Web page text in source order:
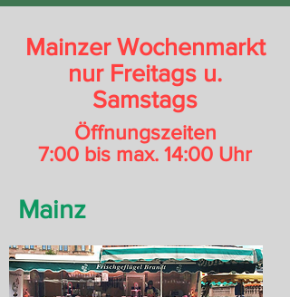
Mainzer Wochenmarkt
nur Freitags u.
Samstags
Öffnungszeiten
7:00 bis max. 14:00 Uhr
Mainz